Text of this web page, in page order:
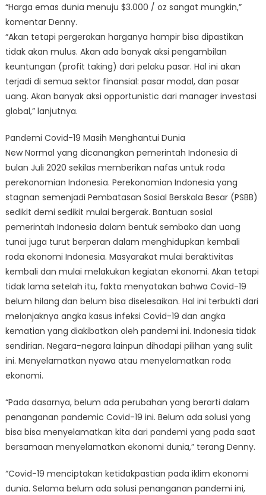
“Harga emas dunia menuju $3.000 / oz sangat mungkin,”
komentar Denny.
“Akan tetapi pergerakan harganya hampir bisa dipastikan
tidak akan mulus. Akan ada banyak aksi pengambilan
keuntungan (profit taking) dari pelaku pasar. Hal ini akan
terjadi di semua sektor finansial: pasar modal, dan pasar
uang. Akan banyak aksi opportunistic dari manager investasi
global,” lanjutnya.
Pandemi Covid-19 Masih Menghantui Dunia
New Normal yang dicanangkan pemerintah Indonesia di
bulan Juli 2020 sekilas memberikan nafas untuk roda
perekonomian Indonesia. Perekonomian Indonesia yang
stagnan semenjadi Pembatasan Sosial Berskala Besar (PSBB)
sedikit demi sedikit mulai bergerak. Bantuan sosial
pemerintah Indonesia dalam bentuk sembako dan uang
tunai juga turut berperan dalam menghidupkan kembali
roda ekonomi Indonesia. Masyarakat mulai beraktivitas
kembali dan mulai melakukan kegiatan ekonomi. Akan tetapi
tidak lama setelah itu, fakta menyatakan bahwa Covid-19
belum hilang dan belum bisa diselesaikan. Hal ini terbukti dari
melonjaknya angka kasus infeksi Covid-19 dan angka
kematian yang diakibatkan oleh pandemi ini. Indonesia tidak
sendirian. Negara-negara lainpun dihadapi pilihan yang sulit
ini. Menyelamatkan nyawa atau menyelamatkan roda
ekonomi.
“Pada dasarnya, belum ada perubahan yang berarti dalam
penanganan pandemic Covid-19 ini. Belum ada solusi yang
bisa bisa menyelamatkan kita dari pandemi yang pada saat
bersamaan menyelamatkan ekonomi dunia,” terang Denny.
“Covid-19 menciptakan ketidakpastian pada iklim ekonomi
dunia. Selama belum ada solusi penanganan pandemi ini,